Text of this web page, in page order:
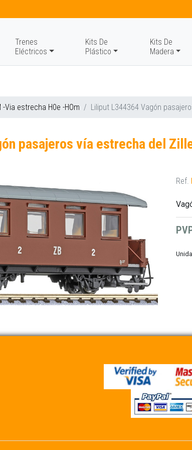
Trenes
Eléctricos
Kits De
Plástico
Kits De
Madera
-Via estrecha H0e -HOm Liliput L344364 Vagón
pasajeros vía estrecha del
Ref.